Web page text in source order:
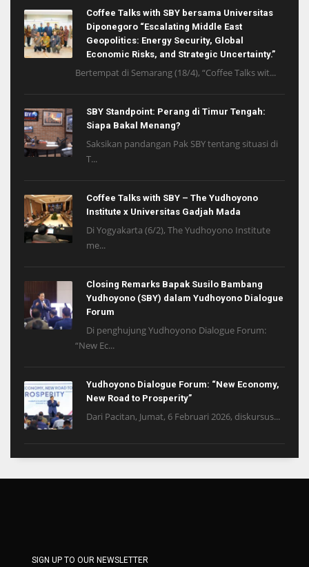
Coffee Talks with SBY bersama Universitas
Diponegoro “Escalating Middle East
Geopolitics: Energy Security, Global
Economic Risks, and Strategic Uncertainty.”
Bertempat di Semarang (18/4), “Coffee Talks wit...
SBY Standpoint: Perang di Timur Tengah:
Siapa Bakal Menang?
Saksikan pandangan Pak SBY tentang situasi di
T...
Coffee Talks with SBY – The Yudhoyono
Institute x Universitas Gadjah Mada
Di Yogyakarta (6/2), The Yudhoyono Institute
me...
Closing Remarks Bapak Susilo Bambang
Yudhoyono (SBY) dalam Yudhoyono Dialogue
Forum
Di penghujung Yudhoyono Dialogue Forum:
“New Ec...
Yudhoyono Dialogue Forum: “New Economy,
New Road to Prosperity”
Dari Pacitan, Jumat, 6 Februari 2026, diskursus...
SIGN UP TO OUR NEWSLETTER